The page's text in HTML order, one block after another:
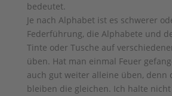
bedeutet.
Je nach Alphabet ist es schwerer
Federführung, die Alphabete und
Tinte oder Tusche auf
üben. Hat man einmal Feuer
auch gut weiter alleine üben, denn
bleiben die gleichen. Ich halte nicht